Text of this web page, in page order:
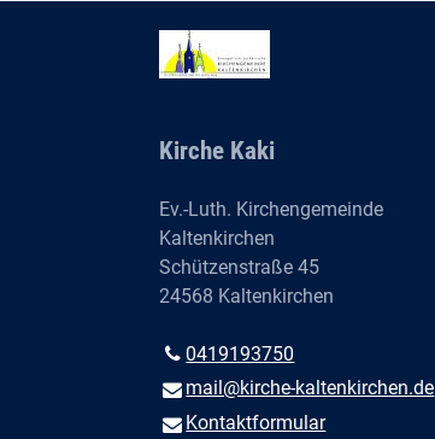
Kirche Kaki
Ev.-Luth. Kirchengemeinde
Kaltenkirchen
Schützenstraße 45
24568 Kaltenkirchen
0419193750
mail@​kirche-kaltenkirchen.​de
Kontaktformular